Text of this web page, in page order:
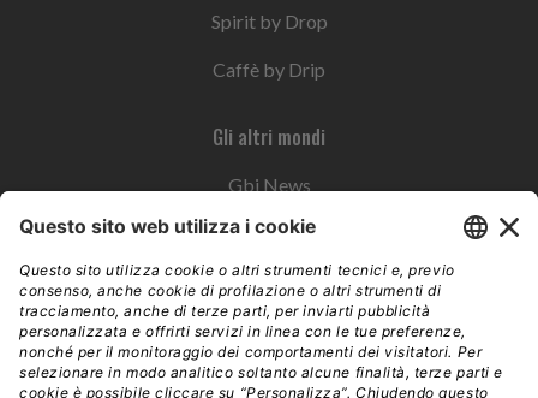
Spirit by Drop
Caffè by Drip
Gli altri mondi
Gbi News
Instoremag
Esplora il gruppo
Edra Edizioni